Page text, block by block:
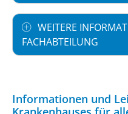
WEITERE
FACHABTEILUNG
Informationen und